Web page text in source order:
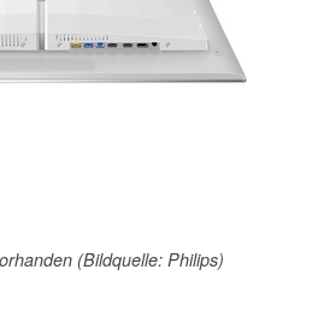
(Bildquelle: Philips)